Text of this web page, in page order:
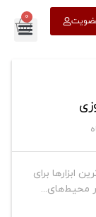
0
برای
محیط‌های...